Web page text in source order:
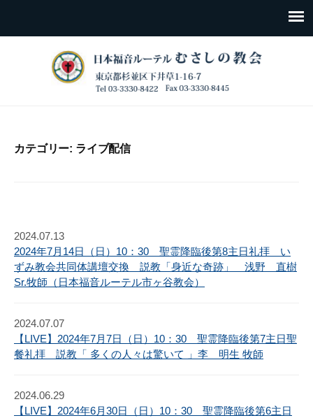
カテゴリー: ライブ配信
2024.07.13
2024年7月14日（日）10：30 聖霊降臨後第8主日礼拝 い
ずみ教会共同体講壇交換 説教「身近な奇跡」 浅野 直樹
Sr.牧師（日本福音ルーテル市ヶ谷教会）
2024.07.07
【LIVE】2024年7月7日（日）10：30 聖霊降臨後第7主日聖
餐礼拝 説教「 多くの人々は驚いて 」李 明生 牧師
2024.06.29
【LIVE】2024年6月30日（日）10：30 聖霊降臨後第6主日